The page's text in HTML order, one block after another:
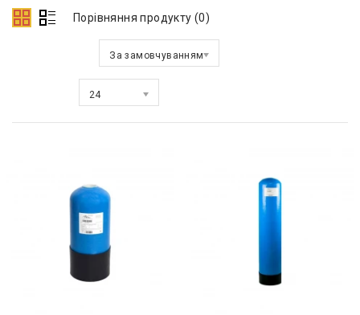
Порівняння продукту (0)
За замовчуванням
24